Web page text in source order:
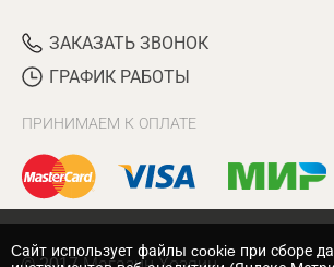
ЗАКАЗАТЬ ЗВОНОК
ГРАФИК РАБОТЫ
ПРИНИМАЕМ К ОПЛАТЕ
Cайт использует файлы cookie при сборе